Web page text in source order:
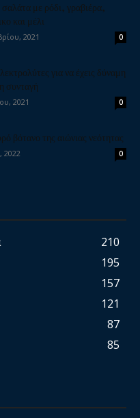
σαλάτα με ρόδι, γραβιέρα,
και μέλι
2021 0
για να έχεις δύναμη
συνταγή
2021 0
βότανο της αιώνιας νεότητας
2022 0
210
195
157
121
87
85